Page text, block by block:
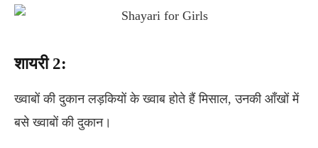
शायरी 2:
ख्वाबों की दुकान लड़कियों के ख्वाब होते हैं मिसाल, उनकी आँखों में
बसे ख्वाबों की दुकान।